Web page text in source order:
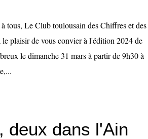
tous, Le Club toulousain des Chiffres et des
le plaisir de vous convier à l'édition 2024 de
le dimanche 31 mars à partir de 9h30 à
deux dans l'Ain